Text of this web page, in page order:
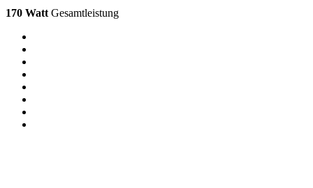
170 Watt Gesamtleistung